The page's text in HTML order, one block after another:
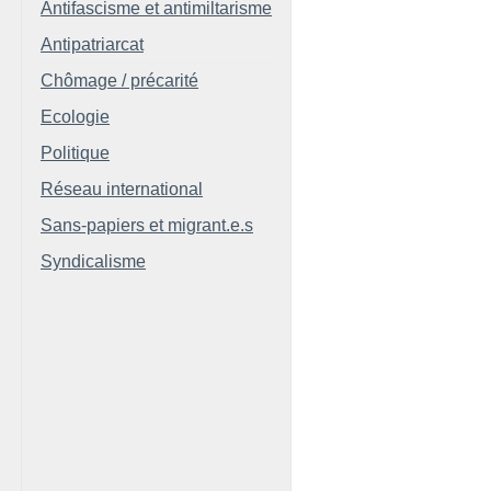
Antifascisme et antimiltarisme
Antipatriarcat
Chômage / précarité
Ecologie
Politique
Réseau international
Sans-papiers et migrant.e.s
Syndicalisme